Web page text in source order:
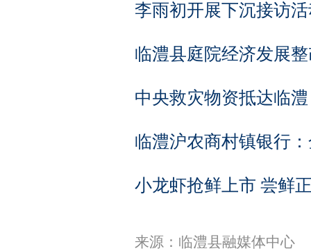
李雨初开展下沉接访
临澧县庭院经济发展
中央救灾物资抵达临澧
临澧沪农商村镇银行
小龙虾抢鲜上市 尝鲜
来源：临澧县融媒体中心